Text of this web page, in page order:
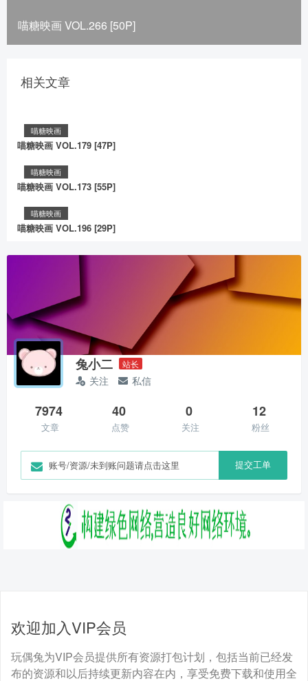
喵糖映画 VOL.266 [50P]
相关文章
喵糖映画
喵糖映画 VOL.179 [47P]
喵糖映画
喵糖映画 VOL.173 [55P]
喵糖映画
喵糖映画 VOL.196 [29P]
兔小二 站长
关注 私信
7974
文章
40
点赞
0
关注
12
粉丝
账号/资源/未到账问题请点击这里 提交工单
欢迎加入VIP会员
玩偶兔为VIP会员提供所有资源打包计划，包括当前已经发
布的资源和以后持续更新内容在内，享受免费下载和使用全